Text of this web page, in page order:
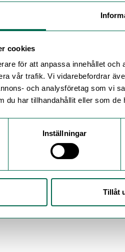
cookies
för att anpassa innehållet
vår trafik. Vi vidarebefordrar
och analysföretag som vi
du har tillhandahållit eller som
Inställningar
Tillåt